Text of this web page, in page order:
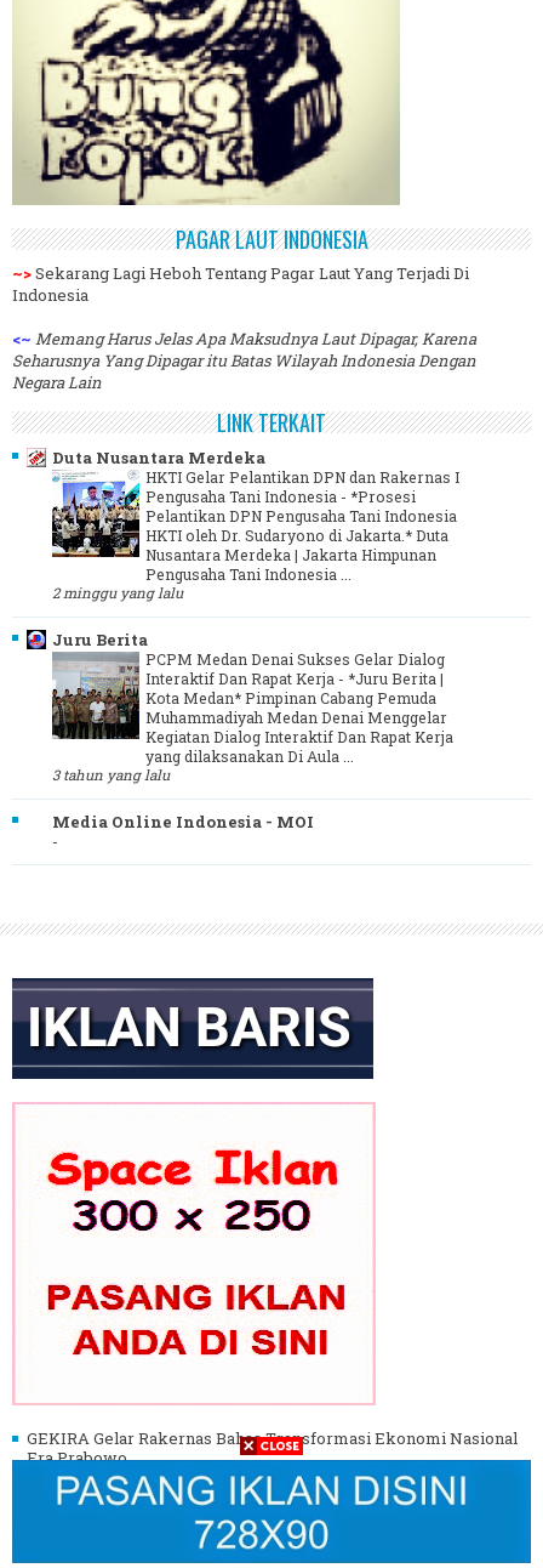
PAGAR LAUT INDONESIA
~>Sekarang Lagi Heboh Tentang Pagar Laut Yang Terjadi Di
Indonesia
<~ Memang Harus Jelas Apa Maksudnya Laut Dipagar, Karena
Seharusnya Yang Dipagar itu Batas Wilayah Indonesia Dengan
Negara Lain
LINK TERKAIT
Duta Nusantara Merdeka
HKTI Gelar Pelantikan DPN dan Rakernas I
Pengusaha Tani Indonesia - *Prosesi
Pelantikan DPN Pengusaha Tani Indonesia
HKTI oleh Dr. Sudaryono di Jakarta.* Duta
Nusantara Merdeka | Jakarta Himpunan
Pengusaha Tani Indonesia ...
2 minggu yang lalu
Juru Berita
PCPM Medan Denai Sukses Gelar Dialog
Interaktif Dan Rapat Kerja - *Juru Berita |
Kota Medan* Pimpinan Cabang Pemuda
Muhammadiyah Medan Denai Menggelar
Kegiatan Dialog Interaktif Dan Rapat Kerja
yang dilaksanakan Di Aula ...
3 tahun yang lalu
Media Online Indonesia - MOI
-
GEKIRA Gelar Rakernas Bahas Transformasi Ekonomi Nasional
Era Prabowo
Gus Ibi Dukung Gus Muhaimin Pimpin PBNU ke Depan
Aliah Sayuti Soroti Pentingnya Kapabilitas Wapres di Pelantikan